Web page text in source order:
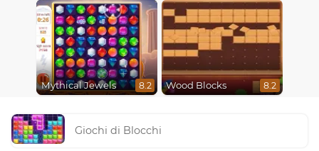
Mythical Jewels 8.2 Wood Blocks 8.2
Giochi di Blocchi